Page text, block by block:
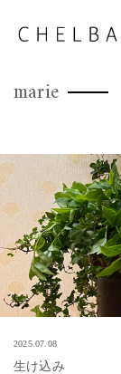
marie
2025.07.08
生け込み